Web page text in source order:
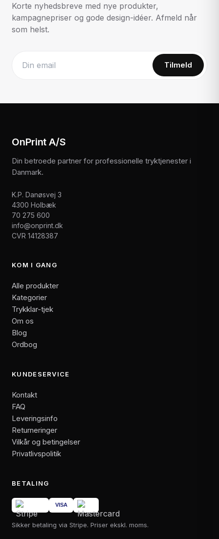
Korte nyhedsbreve med nye produkter,
kampagnepriser og gode design-idéer. Afmeld når
som helst.
Tilmeld
OnPrint A/S
Din betroede partner for professionelle tryktjenester i
Danmark.
K.P. Danøsvej 3
4300 Holbæk
70 275 600
info@onprint.dk
CVR 14128387
KOM I GANG
Alle produkter
Kategorier
Trykklar-tjek
Om os
Blog
Ordbog
KUNDESERVICE
Kontakt
FAQ
Leveringsinfo
Returneringer
Vilkår og betingelser
Privatlivspolitik
BETALING
Sikker betaling via Stripe. Priser ekskl. moms.